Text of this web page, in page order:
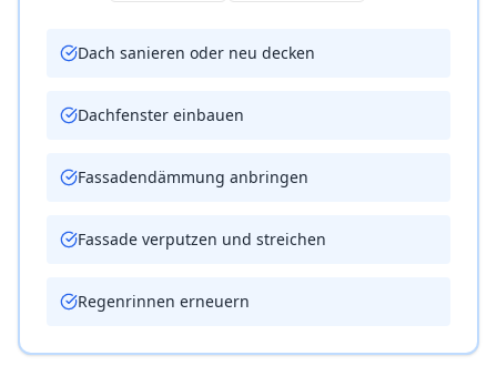
Dach sanieren oder neu decken
Dachfenster einbauen
Fassadendämmung anbringen
Fassade verputzen und streichen
Regenrinnen erneuern